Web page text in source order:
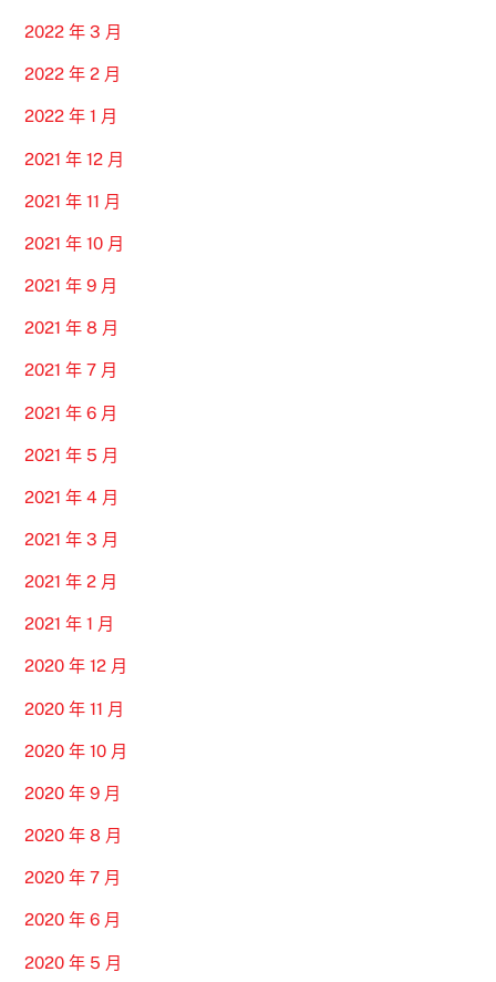
2022 年 3 月
2022 年 2 月
2022 年 1 月
2021 年 12 月
2021 年 11 月
2021 年 10 月
2021 年 9 月
2021 年 8 月
2021 年 7 月
2021 年 6 月
2021 年 5 月
2021 年 4 月
2021 年 3 月
2021 年 2 月
2021 年 1 月
2020 年 12 月
2020 年 11 月
2020 年 10 月
2020 年 9 月
2020 年 8 月
2020 年 7 月
2020 年 6 月
2020 年 5 月